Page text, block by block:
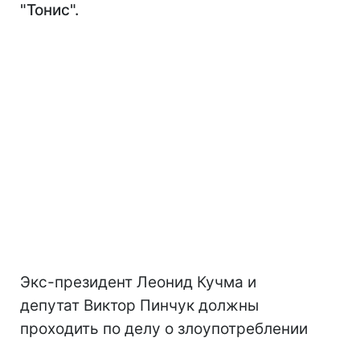
"Тонис".
Экс-президент Леонид Кучма и
депутат Виктор Пинчук должны
проходить по делу о злоупотреблении